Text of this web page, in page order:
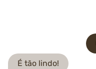
É tão lindo!